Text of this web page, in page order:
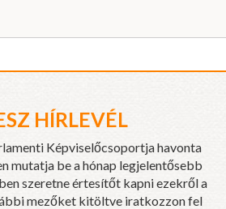
HÍRLEVÉL
Képviselőcsoportja havonta
mutatja be a hónap legjelentősebb
szeretne értesítőt kapni ezekről a
mezőket kitöltve iratkozzon fel